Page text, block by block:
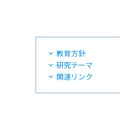
教育方針
研究テーマ
関連リンク